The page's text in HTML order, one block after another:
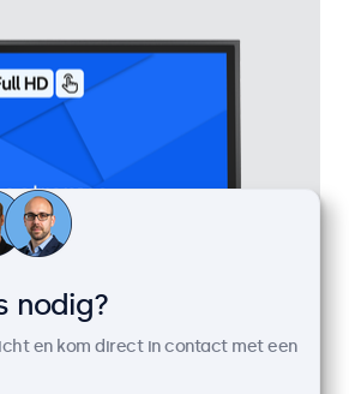
Metaal
nodig?
en kom direct in contact met een